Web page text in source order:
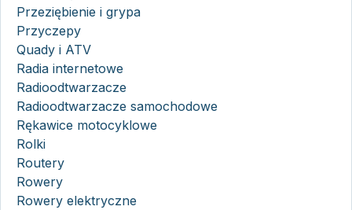
Przeziębienie i grypa
Przyczepy
Quady i ATV
Radia internetowe
Radioodtwarzacze
Radioodtwarzacze samochodowe
Rękawice motocyklowe
Rolki
Routery
Rowery
Rowery elektryczne